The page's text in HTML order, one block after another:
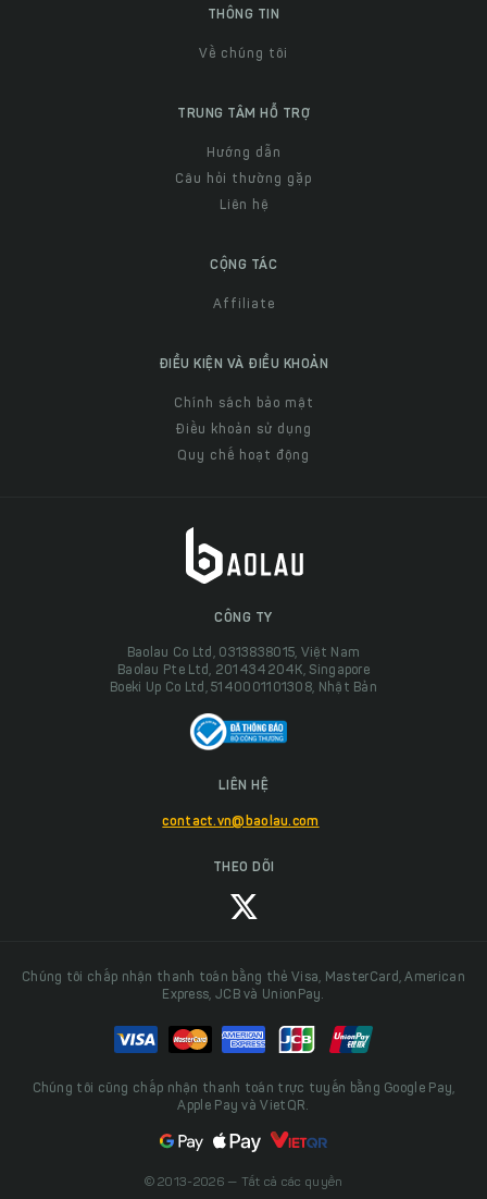
THÔNG TIN
Về chúng tôi
TRUNG TÂM HỖ TRỢ
Hướng dẫn
Câu hỏi thường gặp
Liên hệ
CỘNG TÁC
Affiliate
ĐIỀU KIỆN VÀ ĐIỀU KHOẢN
Chính sách bảo mật
Điều khoản sử dụng
Quy chế hoạt động
CÔNG TY
Baolau Co Ltd, 0313838015, Việt Nam
Baolau Pte Ltd, 201434204K, Singapore
Boeki Up Co Ltd, 5140001101308, Nhật Bản
LIÊN HỆ
contact.vn@baolau.com
THEO DÕI
Chúng tôi chấp nhận thanh toán bằng thẻ Visa, MasterCard, American
Express, JCB và UnionPay.
Chúng tôi cũng chấp nhận thanh toán trực tuyến bằng Google Pay,
Apple Pay và VietQR.
© 2013-2026 — Tất cả các quyền